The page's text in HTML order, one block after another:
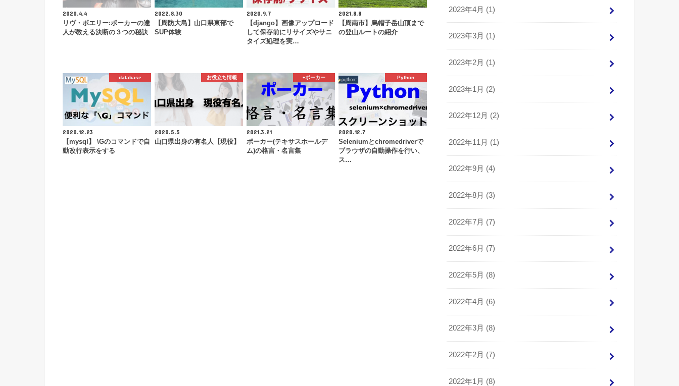
2020.4.4
リヴ・ボエリー:ポーカーの達
人が教える決断の３つの秘訣
2022.8.30
【周防大島】山口県東部で
SUP体験
2020.9.7
【django】画像アップロード
して保存前にリサイズやサニ
タイズ処理を実…
2021.8.8
【周南市】烏帽子岳山頂まで
の登山ルートの紹介
database
2020.12.23
【mysql】 \Gのコマンドで自
動改行表示をする
お役立ち情報
2020.5.5
山口県出身の有名人【現役】
♠️ポーカー
2021.3.21
ポーカー(テキサスホールデ
ム)の格言・名言集
Python
2020.12.7
Seleniumとchromedriverで
ブラウザの自動操作を行い、
ス…
2023年4月 (1)
2023年3月 (1)
2023年2月 (1)
2023年1月 (2)
2022年12月 (2)
2022年11月 (1)
2022年9月 (4)
2022年8月 (3)
2022年7月 (7)
2022年6月 (7)
2022年5月 (8)
2022年4月 (6)
2022年3月 (8)
2022年2月 (7)
2022年1月 (8)